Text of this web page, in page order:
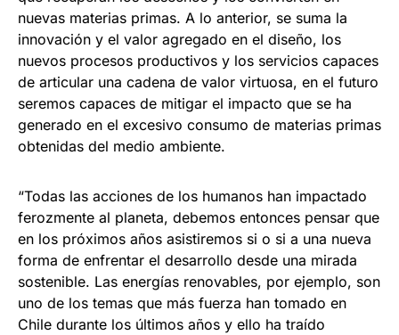
nuevas materias primas. A lo anterior, se suma la
innovación y el valor agregado en el diseño, los
nuevos procesos productivos y los servicios capaces
de articular una cadena de valor virtuosa, en el futuro
seremos capaces de mitigar el impacto que se ha
generado en el excesivo consumo de materias primas
obtenidas del medio ambiente.
“Todas las acciones de los humanos han impactado
ferozmente al planeta, debemos entonces pensar que
en los próximos años asistiremos si o si a una nueva
forma de enfrentar el desarrollo desde una mirada
sostenible. Las energías renovables, por ejemplo, son
uno de los temas que más fuerza han tomado en
Chile durante los últimos años y ello ha traído